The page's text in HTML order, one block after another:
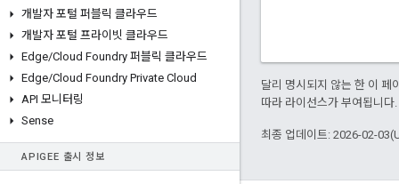
개발자 포털 퍼블릭 클라우드
개발자 포털 프라이빗 클라우드
Edge/Cloud Foundry 퍼블릭 클라우드
Edge/Cloud Foundry Private Cloud
API 모니터링
Sense
APIGEE 출시 정보
달리 명시되지 않는 한 이 페
따라 라이선스가 부여됩니
최종 업데이트: 2026-02-